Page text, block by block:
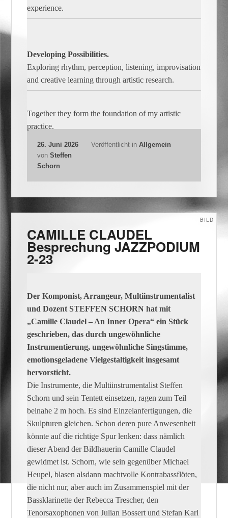
experience.
Developing Possibilities.
Exploring rhythm, perception, listening, improvisation
and creative learning through artistic research.
Together they form the foundation of my artistic
practice.
26. Juni 2026
vonSteffen
Schorn
Veröffentlicht in Allgemein
CAMILLE CLAUDEL
Besprechung JAZZPODIUM
2-23
BILD
Der Komponist, Arrangeur, Multiinstrumentalist
und Dozent STEFFEN SCHORN hat mit
„Camille Claudel – An Inner Opera“ ein Stück
geschrieben, das durch ungewöhnliche
Instrumentierung, ungewöhnliche Singstimme,
emotionsgeladene Vielgestaltigkeit insgesamt
hervorsticht.
Die Instrumente, die Multiinstrumentalist Steffen
Schorn und sein Tentett einsetzen, ragen zum Teil
beinahe 2 m hoch. Es sind Einzelanfertigungen, die
Skulpturen gleichen. Schon deren pure Anwesenheit
könnte auf die richtige Spur lenken: dass nämlich
dieser Abend der Bildhauerin Camille Claudel
gewidmet ist. Schorn, wie sein gegenüber Michael
Heupel, blasen alsdann machtvolle Kontrabassflöten,
die nicht nur, aber auch im Zusammenspiel mit der
Bassklarinette der Rebecca Trescher, den
Tenorsaxophonen von Julian Bossert und Stefan Karl